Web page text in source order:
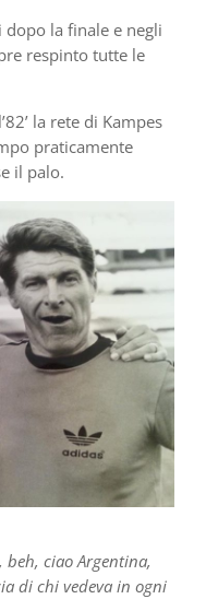
la finale e negli
respinto tutte le
la rete di Kampes
praticamente
il palo.
beh, ciao Argentina,
di chi vedeva in ogni